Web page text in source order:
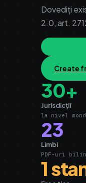
Dovediți
2.0, art.
Create
30+
Jurisdicții
la nivel
23
Limbi
PDF-uri
1